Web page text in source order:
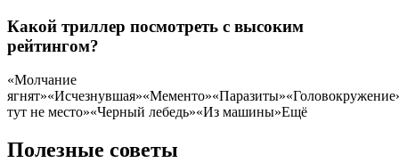
Какой триллер посмотреть с высоким
рейтингом?
«Молчание
тут не место»«Черный лебедь»«Из машины»Ещё
Полезные советы